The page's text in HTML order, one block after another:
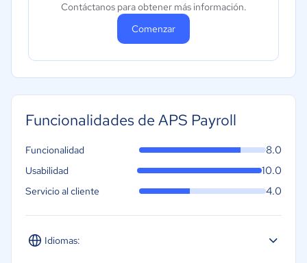
Contáctanos para obtener más información.
Comenzar
Funcionalidades de APS Payroll
Idiomas:
Funcionalidad 8.0
Usabilidad 10.0
Servicio al cliente 4.0